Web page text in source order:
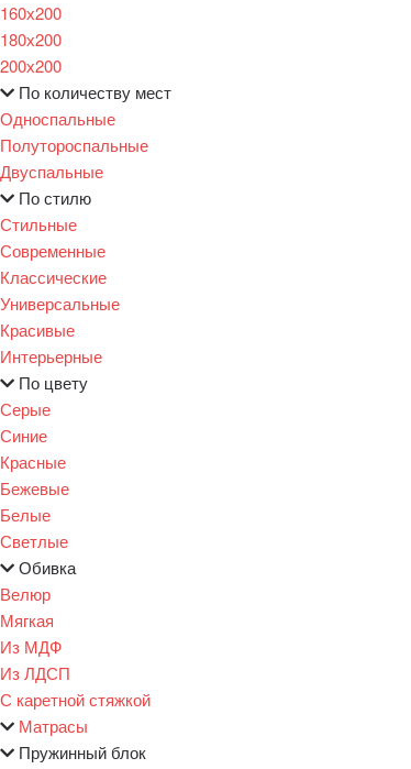
160х200
180х200
200х200
По количеству мест
Односпальные
Полутороспальные
Двуспальные
По стилю
Стильные
Современные
Классические
Универсальные
Красивые
Интерьерные
По цвету
Серые
Синие
Красные
Бежевые
Белые
Светлые
Обивка
Велюр
Мягкая
Из МДФ
Из ЛДСП
С каретной стяжкой
Матрасы
Пружинный блок